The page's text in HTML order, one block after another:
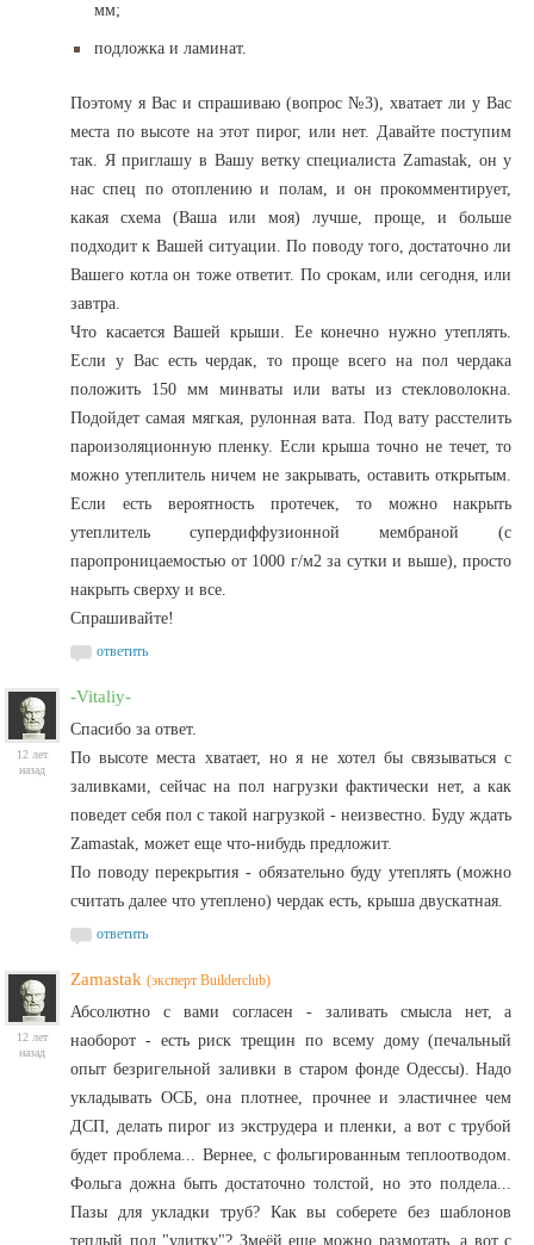
мм;
подложка и ламинат.
Поэтому я Вас и спрашиваю (вопрос №3), хватает ли у Вас
места по высоте на этот пирог, или нет. Давайте поступим
так. Я приглашу в Вашу ветку специалиста Zamastak, он у
нас спец по отоплению и полам, и он прокомментирует,
какая схема (Ваша или моя) лучше, проще, и больше
подходит к Вашей ситуации. По поводу того, достаточно ли
Вашего котла он тоже ответит. По срокам, или сегодня, или
завтра.
Что касается Вашей крыши. Ее конечно нужно утеплять.
Если у Вас есть чердак, то проще всего на пол чердака
положить 150 мм минваты или ваты из стекловолокна.
Подойдет самая мягкая, рулонная вата. Под вату расстелить
пароизоляционную пленку. Если крыша точно не течет, то
можно утеплитель ничем не закрывать, оставить открытым.
Если есть вероятность протечек, то можно накрыть
утеплитель супердиффузионной мембраной (с
паропроницаемостью от 1000 г/м2 за сутки и выше), просто
накрыть сверху и все.
Спрашивайте!
ответить
12 лет
назад
-Vitaliy-
Спасибо за ответ.
По высоте места хватает, но я не хотел бы связываться с
заливками, сейчас на пол нагрузки фактически нет, а как
поведет себя пол с такой нагрузкой - неизвестно. Буду ждать
Zamastak, может еще что-нибудь предложит.
По поводу перекрытия - обязательно буду утеплять (можно
считать далее что утеплено) чердак есть, крыша двускатная.
ответить
12 лет
назад
Zamastak (эксперт Builderclub)
Абсолютно с вами согласен - заливать смысла нет, а
наоборот - есть риск трещин по всему дому (печальный
опыт безригельной заливки в старом фонде Одессы). Надо
укладывать ОСБ, она плотнее, прочнее и эластичнее чем
ДСП, делать пирог из экструдера и пленки, а вот с трубой
будет проблема... Вернее, с фольгированным теплоотводом.
Фольга дожна быть достаточно толстой, но это полдела...
Пазы для укладки труб? Как вы соберете без шаблонов
теплый пол "улитку"? Змеёй еще можно размотать, а вот с